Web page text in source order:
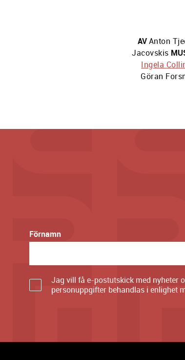
AV Anton
Jacovskis
Ingela
Göran
Förnamn
Jag vill få e-postutskick med nyheter
personuppgifter behandlas i enlighet